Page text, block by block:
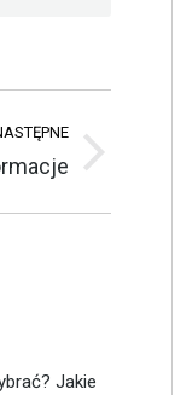
Jakie